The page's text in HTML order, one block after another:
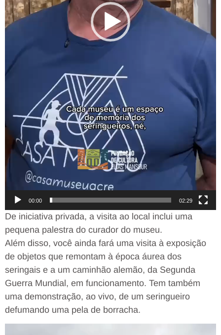
00:00 02:29
De iniciativa privada, a visita ao local inclui uma
pequena palestra do curador do museu.
Além disso, você ainda fará uma visita à exposição
de objetos que remontam à época áurea dos
seringais e a um caminhão alemão, da Segunda
Guerra Mundial, em funcionamento. Tem também
uma demonstração, ao vivo, de um seringueiro
defumando uma pela de borracha.